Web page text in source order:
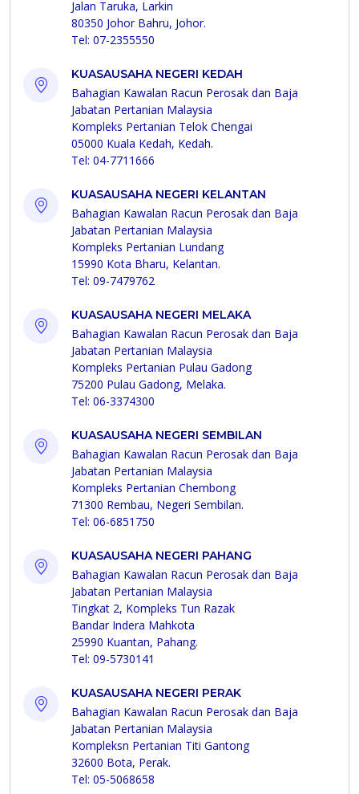
Jalan Taruka, Larkin
80350 Johor Bahru, Johor.
Tel: 07-2355550
KUASAUSAHA NEGERI KEDAH
Bahagian Kawalan Racun Perosak dan Baja
Jabatan Pertanian Malaysia
Kompleks Pertanian Telok Chengai
05000 Kuala Kedah, Kedah.
Tel: 04-7711666
KUASAUSAHA NEGERI KELANTAN
Bahagian Kawalan Racun Perosak dan Baja
Jabatan Pertanian Malaysia
Kompleks Pertanian Lundang
15990 Kota Bharu, Kelantan.
Tel: 09-7479762
KUASAUSAHA NEGERI MELAKA
Bahagian Kawalan Racun Perosak dan Baja
Jabatan Pertanian Malaysia
Kompleks Pertanian Pulau Gadong
75200 Pulau Gadong, Melaka.
Tel: 06-3374300
KUASAUSAHA NEGERI SEMBILAN
Bahagian Kawalan Racun Perosak dan Baja
Jabatan Pertanian Malaysia
Kompleks Pertanian Chembong
71300 Rembau, Negeri Sembilan.
Tel: 06-6851750
KUASAUSAHA NEGERI PAHANG
Bahagian Kawalan Racun Perosak dan Baja
Jabatan Pertanian Malaysia
Tingkat 2, Kompleks Tun Razak
Bandar Indera Mahkota
25990 Kuantan, Pahang.
Tel: 09-5730141
KUASAUSAHA NEGERI PERAK
Bahagian Kawalan Racun Perosak dan Baja
Jabatan Pertanian Malaysia
Kompleksn Pertanian Titi Gantong
32600 Bota, Perak.
Tel: 05-5068658